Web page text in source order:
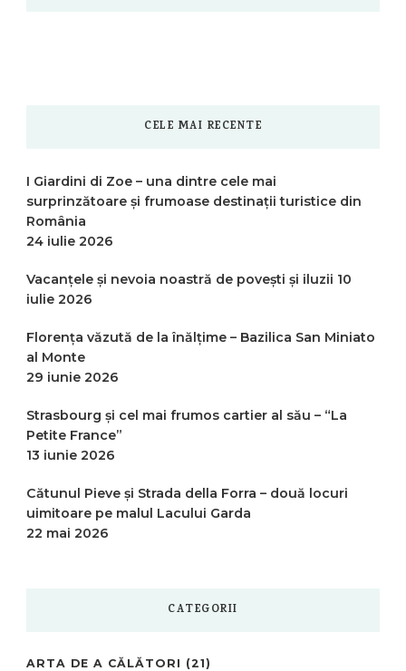
CELE MAI RECENTE
I Giardini di Zoe – una dintre cele mai
surprinzătoare și frumoase destinații turistice din
România
24 iulie 2026
Vacanțele și nevoia noastră de povești și iluzii 10
iulie 2026
Florența văzută de la înălțime – Bazilica San Miniato
al Monte
29 iunie 2026
Strasbourg și cel mai frumos cartier al său – “La
Petite France”
13 iunie 2026
Cătunul Pieve și Strada della Forra – două locuri
uimitoare pe malul Lacului Garda
22 mai 2026
CATEGORII
ARTA DE A CĂLĂTORI (21)